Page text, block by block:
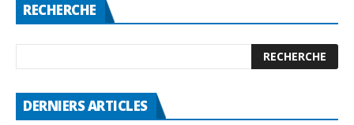
RECHERCHE
DERNIERS ARTICLES